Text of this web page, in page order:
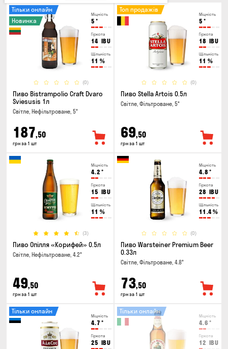
Міцність
5 °
Гіркота
14 IBU
Щільність
11 %
(0)
Тільки онлайн
Новинка
Пиво Bistrampolio Craft Dvaro
Sviesusis 1л
Світле, Нефільтроване, 5°
187,50
грн за 1 шт
Міцність
5 °
Гіркота
18 IBU
Щільність
11 %
(0)
Топ продажів
Пиво Stella Artois 0.5л
Світле, Фільтроване, 5°
69,50
грн за 1 шт
Міцність
4.2 °
Гіркота
15 IBU
Щільність
11 %
(3)
Пиво Опілля «Корифей» 0.5л
Світле, Нефільтроване, 4.2°
49,50
грн за 1 шт
Міцність
4.8 °
Гіркота
28 IBU
Щільність
11.4%
(0)
Пиво Warsteiner Premium Beer
0.33л
Світле, Фільтроване, 4.8°
73,50
грн за 1 шт
Міцність
4.7 °
Гіркота
25 IBU
Тільки онлайн
Міцність
4.6 °
Гіркота
12 IBU
Тільки онлайн